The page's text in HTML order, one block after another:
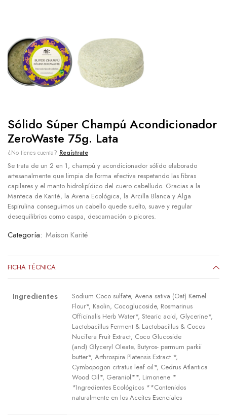
Sólido Súper Champú Acondicionador
ZeroWaste 75g. Lata
¿No tienes cuenta? Regístrate
Se trata de un 2 en 1, champú y acondicionador sólido elaborado
artesanalmente que limpia de forma efectiva respetando las fibras
capilares y el manto hidrolipídico del cuero cabelludo. Gracias a la
Manteca de Karité, la Avena Ecológica, la Arcilla Blanca y Alga
Espirulina conseguimos un cabello quede suelto, suave y regular
desequilibrios como caspa, descamación o picores.
Categoría: Maison Karité
FICHA TÉCNICA
Ingredientes
Sodium Coco sulfate, Avena sativa (Oat) Kernel
Flour*, Kaolin, Cocoglucoside, Rosmarinus
Officinalis Herb Water*, Stearic acid, Glycerine*,
Lactobacillus Ferment & Lactobacillus & Cocos
Nucifera Fruit Extract, Coco Glucoside
(and) Glyceryl Oleate, Butyros- permum parkii
butter*, Arthrospira Platensis Extract *,
Cymbopogon citratus leaf oil*, Cedrus Atlantica
Wood Oil*, Geraniol**, Limonene *
*Ingredientes Ecológicos **Contenidos
naturalmente en los Aceites Esenciales